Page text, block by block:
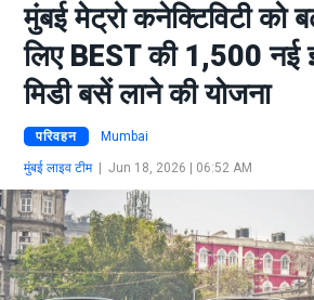
मुंबई मेट्रो कनेक्टिविटी को
लिए BEST की 1,500 नई
मिडी बसें लाने की योजना
परिवहन Mumbai
मुंबई लाइव टीम| Jun 18, 2026 | 06:52 AM